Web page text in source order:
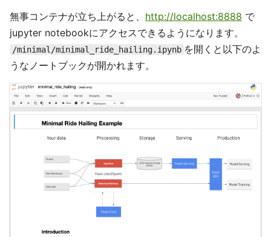
無事コンテナが立ち上がると、 http://localhost:8888 で
jupyter notebookにアクセスできるようになります。
/minimal/minimal_ride_hailing.ipynb を開くと以下のよ
うなノートブックが開かれます。